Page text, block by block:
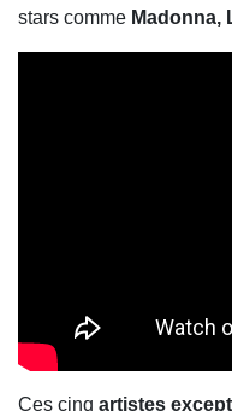
stars comme Madonna,
Ces cinq artistes